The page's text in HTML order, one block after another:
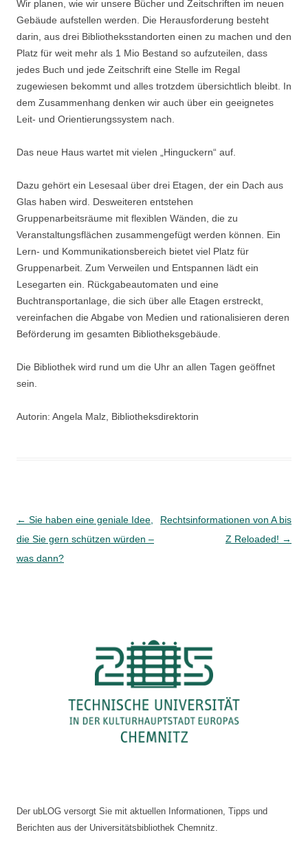
Wir planen, wie wir unsere Bücher und Zeitschriften im neuen
Gebäude aufstellen werden. Die Herausforderung besteht
darin, aus drei Bibliotheksstandorten einen zu machen und den
Platz für weit mehr als 1 Mio Bestand so aufzuteilen, dass
jedes Buch und jede Zeitschrift eine Stelle im Regal
zugewiesen bekommt und alles trotzdem übersichtlich bleibt. In
dem Zusammenhang denken wir auch über ein geeignetes
Leit- und Orientierungssystem nach.
Das neue Haus wartet mit vielen „Hinguckern“ auf.
Dazu gehört ein Lesesaal über drei Etagen, der ein Dach aus
Glas haben wird. Desweiteren entstehen
Gruppenarbeitsräume mit flexiblen Wänden, die zu
Veranstaltungsflächen zusammengefügt werden können. Ein
Lern- und Kommunikationsbereich bietet viel Platz für
Gruppenarbeit. Zum Verweilen und Entspannen lädt ein
Lesegarten ein. Rückgabeautomaten und eine
Buchtransportanlage, die sich über alle Etagen erstreckt,
vereinfachen die Abgabe von Medien und rationalisieren deren
Beförderung im gesamten Bibliotheksgebäude.
Die Bibliothek wird rund um die Uhr an allen Tagen geöffnet
sein.
Autorin: Angela Malz, Bibliotheksdirektorin
Beitragsnavigation
← Sie haben eine geniale Idee,
die Sie gern schützen würden –
was dann?
Rechtsinformationen von A bis
Z Reloaded! →
Der ubLOG versorgt Sie mit aktuellen Informationen, Tipps und
Berichten aus der Universitätsbibliothek Chemnitz.